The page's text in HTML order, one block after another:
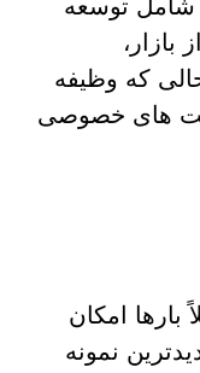
شامل توسعه
حالی که وظیفه
های خصوصی
بارها امکان
نمونه